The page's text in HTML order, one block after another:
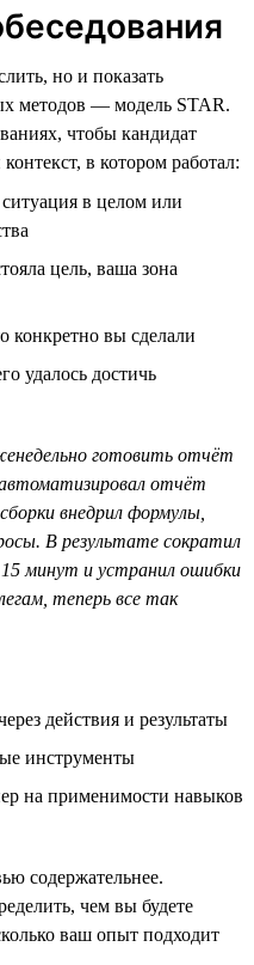
но и показать
методов — модель STAR.
чтобы кандидат
в котором работал:
в целом или
цель, ваша зона
конкретно вы сделали
удалось достичь
готовить отчёт
отчёт
внедрил формулы,
В результате сократил
15 минут и устранил ошибки
теперь все так
действия и результаты
инструменты
на применимости навыков
содержательнее.
чем вы будете
ваш опыт подходит